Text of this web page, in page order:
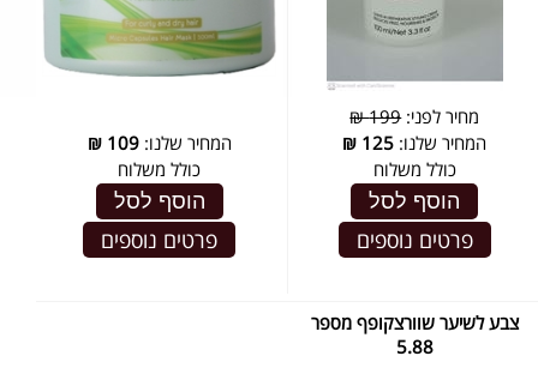
מחיר לפני:199 ₪
המחיר שלנו: 125
₪
כולל משלוח
הוסף לסל
פרטים נוספים
המחיר שלנו:109
₪
כולל משלוח
הוסף לסל
פרטים נוספים
צבע לשיער שוורצקופף מספר
5.88